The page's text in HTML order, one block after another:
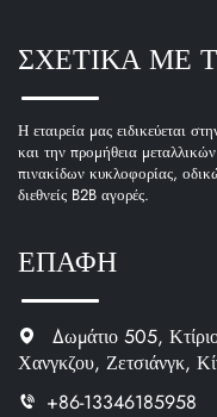
ΣΧΕΤΙΚΑ ΜΕ
Η εταιρεία μας ειδικεύεται
και την προμήθεια
πινακίδων κυκλοφορίας,
διεθνείς B2B αγορές.
ΕΠΑΦΗ
Δωμάτιο 505,
Χανγκζου, Ζετσιάνγκ,
+86-13346185958